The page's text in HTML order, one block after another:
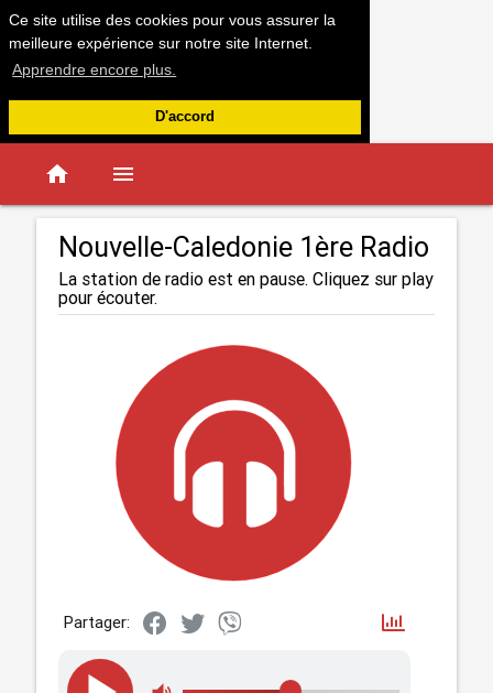
Ce site utilise des cookies pour vous assurer la
meilleure expérience sur notre site Internet.
Apprendre encore plus.
D'accord
home menu
Nouvelle-Caledonie 1ère Radio
La station de radio est en pause. Cliquez sur play
pour écouter.
Partager: